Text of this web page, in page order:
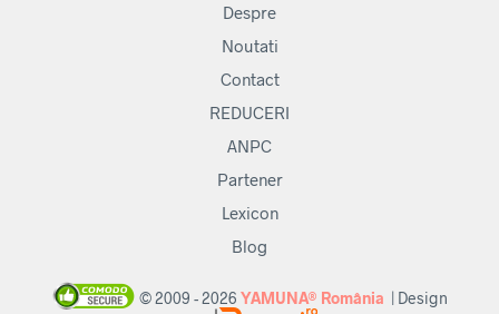
Despre
Noutati
Contact
REDUCERI
ANPC
Partener
Lexicon
Blog
© 2009 - 2026 YAMUNA® România | Design